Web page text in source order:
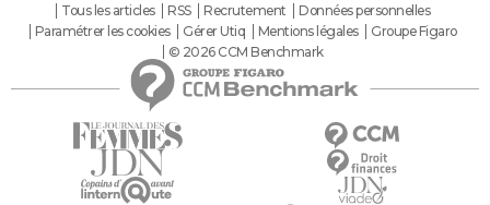
Tous les articles
RSS Recrutement
Données personnelles
Paramétrer les cookies
Gérer Utiq Mentions légales
Groupe Figaro
© 2026 CCM Benchmark